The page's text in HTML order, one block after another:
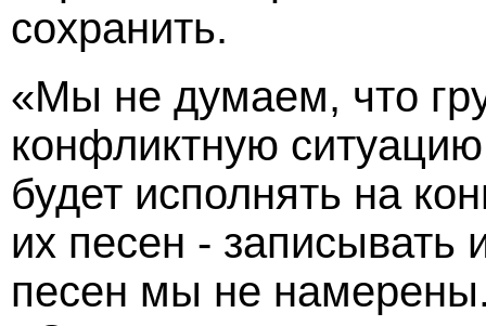
сохранить.
«Мы не думаем, что
конфликтную
будет исполнять на
их песен - записывать
песен мы не